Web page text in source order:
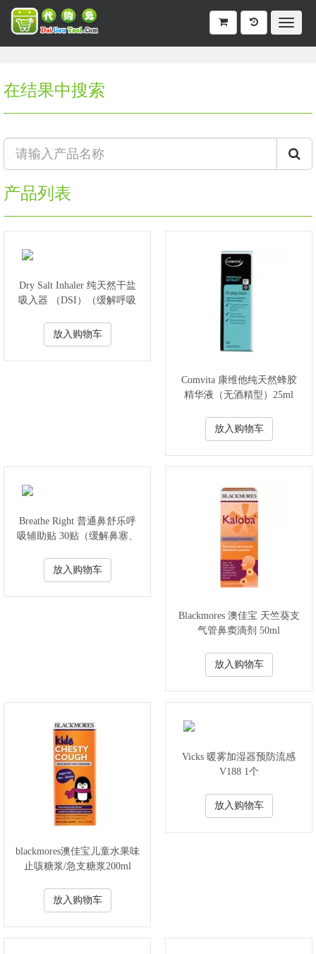
在结果中搜索
产品列表
Dry Salt Inhaler 纯天然干盐
吸入器 （DSI）（缓解呼吸
放入购物车
Comvita 康维他纯天然蜂胶
精华液（无酒精型）25ml
放入购物车
Breathe Right 普通鼻舒乐呼
吸辅助贴 30贴（缓解鼻塞、
放入购物车
Blackmores 澳佳宝 天竺葵支
气管鼻窦滴剂 50ml
放入购物车
blackmores澳佳宝儿童水果味
止咳糖浆/急支糖浆200ml
放入购物车
Vicks 暖雾加湿器预防流感
V188 1个
放入购物车